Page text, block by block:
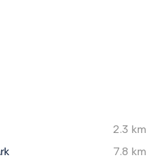
2.3 km
7.8 km